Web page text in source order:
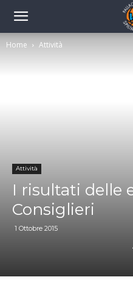
Home Attività
Attività
I risultati delle
Consiglieri
1 Ottobre 2015